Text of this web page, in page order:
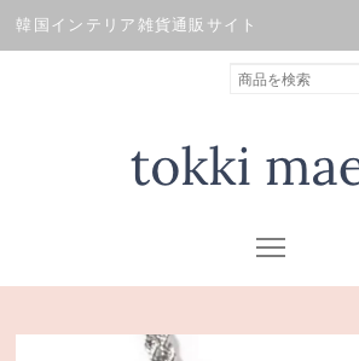
韓国インテリア雑貨通販サイト